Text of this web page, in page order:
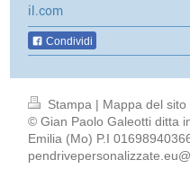
il.com
Condividi
Stampa | Mappa del sito
© Gian Paolo Galeotti ditta
Emilia (Mo) P.I